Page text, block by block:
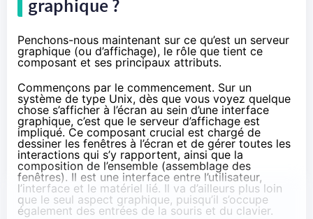
graphique ?
Penchons-nous maintenant sur ce qu’est un serveur
graphique (ou d’affichage), le rôle que tient ce
composant et ses principaux attributs.
Commençons par le commencement. Sur un
système de type Unix, dès que vous voyez quelque
chose s’afficher à l’écran au sein d’une interface
graphique, c’est que le serveur d’affichage est
impliqué. Ce composant crucial est chargé de
dessiner les fenêtres à l’écran et de gérer toutes les
interactions qui s’y rapportent, ainsi que la
composition de l’ensemble (assemblage des
fenêtres). Il est une interface entre l’utilisateur,
l’interface et le matériel lié. Il va d’ailleurs plus loin
que le seul aspect graphique, puisqu’il s’occupe
également des entrées de la souris et du clavier.